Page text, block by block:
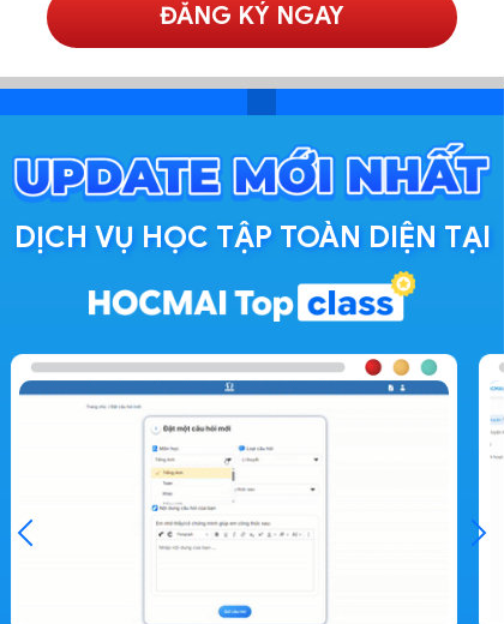
ĐĂNG KÝ NGAY
DỊCH VỤ HỌC TẬP TOÀN DIỆN TẠI